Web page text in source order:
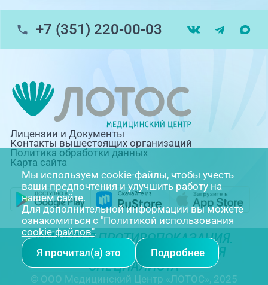
+7 (351) 220-00-03
Лицензии и Документы
Контакты вышестоящих организаций
Политика обработки данных
Карта сайта
ИМЕЮТСЯ ПРОТИВОПОКАЗАНИЯ.
НЕОБХОДИМА КОНСУЛЬТАЦИЯ
СПЕЦИАЛИСТА
© ООО Медицинский Центр «ЛОТОС», 2025
Мы используем cookie-файлы, чтобы учесть
ваши предпочтения и улучшить работу на
нашем сайте.
Для дополнительной информации вы можете
ознакомиться с "Политикой использования
cookie-файлов".
Я прочитал(а) это
Подробнее